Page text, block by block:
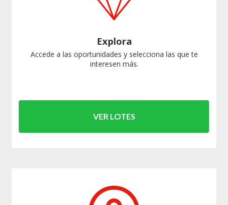
Explora
Accede a las oportunidades y selecciona las que te
interesen más.
VER LOTES